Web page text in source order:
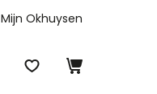
Mijn Okhuysen